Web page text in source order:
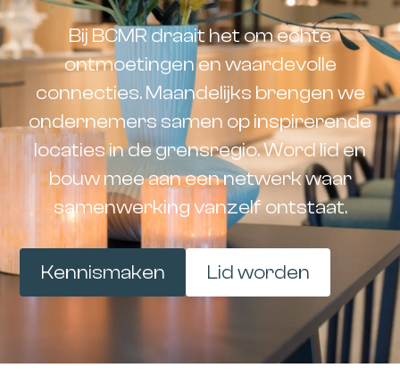
Bij BCMR draait het om echte
ontmoetingen en waardevolle
connecties. Maandelijks brengen we
ondernemers samen op inspirerende
locaties in de grensregio. Word lid en
bouw mee aan een netwerk waar
samenwerking vanzelf ontstaat.
Kennismaken Lid worden